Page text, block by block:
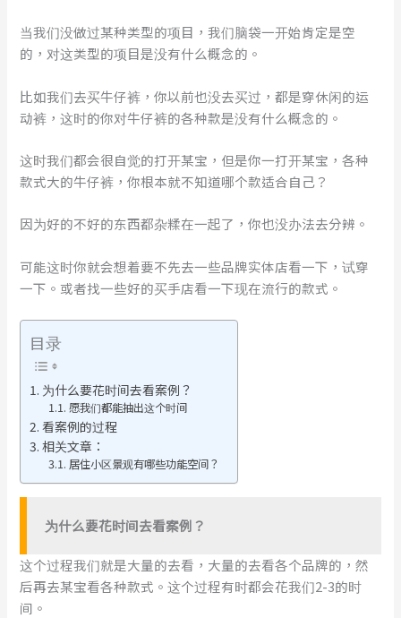
当我们没做过某种类型的项目，我们脑袋一开始肯定是空
的，对这类型的项目是没有什么概念的。
比如我们去买牛仔裤，你以前也没去买过，都是穿休闲的运
动裤，这时的你对牛仔裤的各种款是没有什么概念的。
这时我们都会很自觉的打开某宝，但是你一打开某宝，各种
款式大的牛仔裤，你根本就不知道哪个款适合自己？
因为好的不好的东西都杂糅在一起了，你也没办法去分辨。
可能这时你就会想着要不先去一些品牌实体店看一下，试穿
一下。或者找一些好的买手店看一下现在流行的款式。
目录
为什么要花时间去看案例？
愿我们都能抽出这个时间
看案例的过程
相关文章：
居住小区景观有哪些功能空间？
为什么要花时间去看案例？
这个过程我们就是大量的去看，大量的去看各个品牌的，然
后再去某宝看各种款式。这个过程有时都会花我们2-3的时
间。